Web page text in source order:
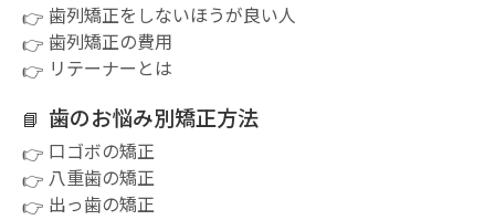
歯列矯正をしないほうが良い人
歯列矯正の費用
リテーナーとは
歯のお悩み別矯正方法
口ゴボの矯正
八重歯の矯正
出っ歯の矯正